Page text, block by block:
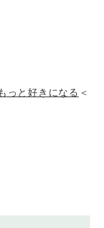
っと好きになる ＜